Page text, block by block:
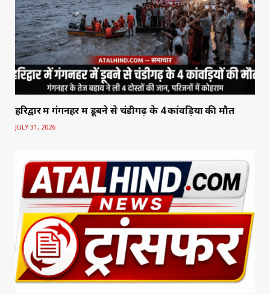
हरिद्वार में गंगनहर में डूबने से चंडीगढ़ के 4 कांवड़ियों की मौत
JULY 31, 2026